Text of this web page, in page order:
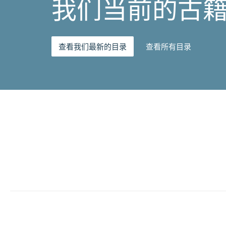
我们当前的古
查看我们最新的目录 查看所有目录